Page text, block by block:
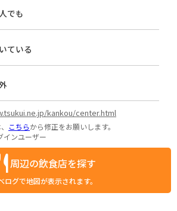
でも
ている
kankou/center.html
こちらから修正をお願いします。
インユーザー
周辺の飲食店を探す
ログで地図が表示されます。